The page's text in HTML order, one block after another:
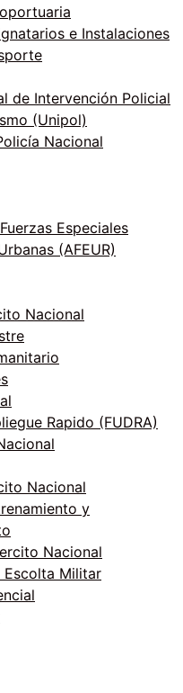
e Instalaciones
de Intervención Policial
(Unipol)
Nacional
Especiales
(AFEUR)
Nacional
Rapido (FUDRA)
Nacional
y
Nacional
Militar